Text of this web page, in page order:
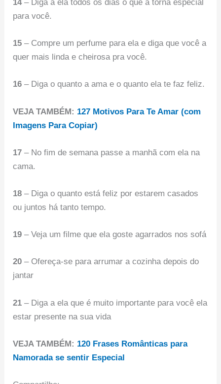
14– Diga a ela todos os dias o que a torna especial
para você.
15 – Compre um perfume para ela e diga que você a
quer mais linda e cheirosa pra você.
16 – Diga o quanto a ama e o quanto ela te faz feliz.
VEJA TAMBÉM: 127 Motivos Para Te Amar (com
Imagens Para Copiar)
17 – No fim de semana passe a manhã com ela na
cama.
18 – Diga o quanto está feliz por estarem casados
ou juntos há tanto tempo.
19 – Veja um filme que ela goste agarrados nos sofá
20 – Ofereça-se para arrumar a cozinha depois do
jantar
21 – Diga a ela que é muito importante para você ela
estar presente na sua vida
VEJA TAMBÉM: 120 Frases Românticas para
Namorada se sentir Especial